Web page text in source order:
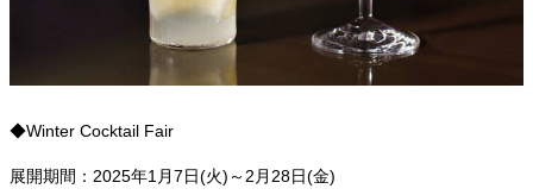
◆Winter Cocktail Fair
展開期間：2025年1月7日(火)～2月28日(金)